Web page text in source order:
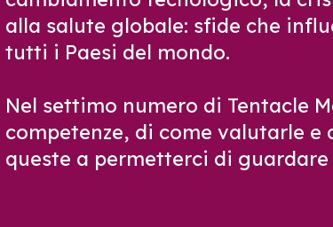
alla salute globale: sfide che
tutti i Paesi del mondo.
Nel settimo numero di Tentacle
competenze, di come valutarle e
queste a permetterci di